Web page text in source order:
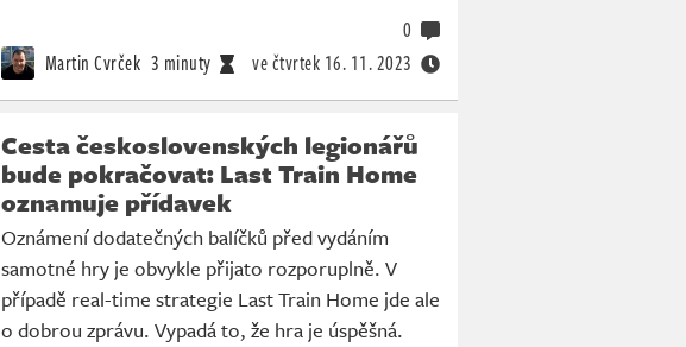
Martin Cvrček 3 minuty ve čtvrtek 16. 11. 2023
0
Cesta československých legionářů
bude pokračovat: Last Train Home
oznamuje přídavek
Oznámení dodatečných balíčků před vydáním
samotné hry je obvykle přijato rozporuplně. V
případě real-time strategie Last Train Home jde ale
o dobrou zprávu. Vypadá to, že hra je úspěšná.